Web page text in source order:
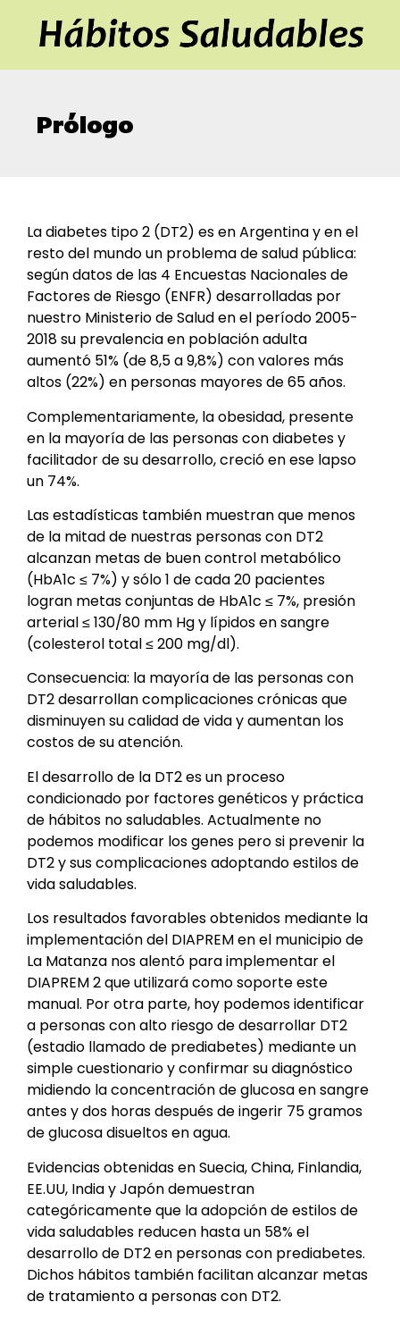
Prólogo
La diabetes tipo 2 (DT2) es en Argentina y en el
resto del mundo un problema de salud pública:
según datos de las 4 Encuestas Nacionales de
Factores de Riesgo (ENFR) desarrolladas por
nuestro Ministerio de Salud en el período 2005-
2018 su prevalencia en población adulta
aumentó 51% (de 8,5 a 9,8%) con valores más
altos (22%) en personas mayores de 65 años.
Complementariamente, la obesidad, presente
en la mayoría de las personas con diabetes y
facilitador de su desarrollo, creció en ese lapso
un 74%.
Las estadísticas también muestran que menos
de la mitad de nuestras personas con DT2
alcanzan metas de buen control metabólico
(HbA1c ≤ 7%) y sólo 1 de cada 20 pacientes
logran metas conjuntas de HbA1c ≤ 7%, presión
arterial ≤ 130/80 mm Hg y lípidos en sangre
(colesterol total ≤ 200 mg/dl).
Consecuencia: la mayoría de las personas con
DT2 desarrollan complicaciones crónicas que
disminuyen su calidad de vida y aumentan los
costos de su atención.
El desarrollo de la DT2 es un proceso
condicionado por factores genéticos y práctica
de hábitos no saludables. Actualmente no
podemos modificar los genes pero si prevenir la
DT2 y sus complicaciones adoptando estilos de
vida saludables.
Los resultados favorables obtenidos mediante la
implementación del DIAPREM en el municipio de
La Matanza nos alentó para implementar el
DIAPREM 2 que utilizará como soporte este
manual. Por otra parte, hoy podemos identificar
a personas con alto riesgo de desarrollar DT2
(estadio llamado de prediabetes) mediante un
simple cuestionario y confirmar su diagnóstico
midiendo la concentración de glucosa en sangre
antes y dos horas después de ingerir 75 gramos
de glucosa disueltos en agua.
Evidencias obtenidas en Suecia, China, Finlandia,
EE.UU, India y Japón demuestran
categóricamente que la adopción de estilos de
vida saludables reducen hasta un 58% el
desarrollo de DT2 en personas con prediabetes.
Dichos hábitos también facilitan alcanzar metas
de tratamiento a personas con DT2.